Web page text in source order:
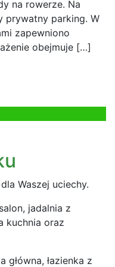
na rowerze. Na
prywatny parking. W
zapewniono
obejmuje […]
Waszej uciechy.
jadalnia z
kuchnia oraz
główna, łazienka z